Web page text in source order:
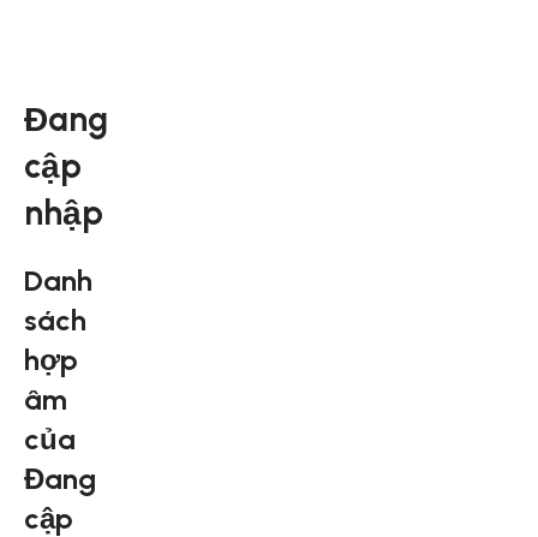
Đang
cập
nhập
Danh
sách
hợp
âm
của
Đang
cập